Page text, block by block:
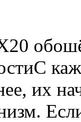
С
их